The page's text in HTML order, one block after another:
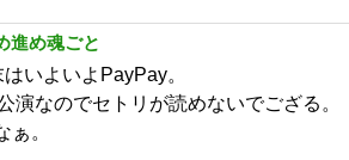
進め魂ごと
いよいよPayPay。
演なのでセトリが読めないでござる。
ぁ。